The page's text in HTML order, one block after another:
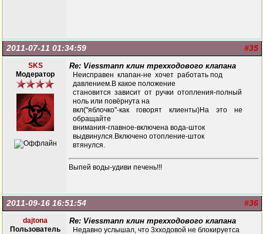
#35
2011-07-11 01:34:59
SKS
Модератор
Re: Viessmann клин трехходового клапана
Неисправен клапан-не хочет работать под
давлением.В какое положение
становится зависит от ручки отопления-полный
ноль или повёрнута на
вкл("яблочко"-как говорят клиенты)На это не
обращайте
внимания-главное-включена вода-шток
выдвинулся.Включено отопление-шток
втянулся.
Выпей воды-удиви печень!!!
#36
2011-09-16 16:51:54
dajtona
Пользователь
Re: Viessmann клин трехходового клапана
Недавно услышал, что 3хходовой не блокируетса